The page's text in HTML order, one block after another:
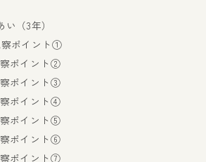
（3年）
ポイント①
ポイント②
ポイント③
ポイント④
ポイント⑤
ポイント⑥
ポイント⑦